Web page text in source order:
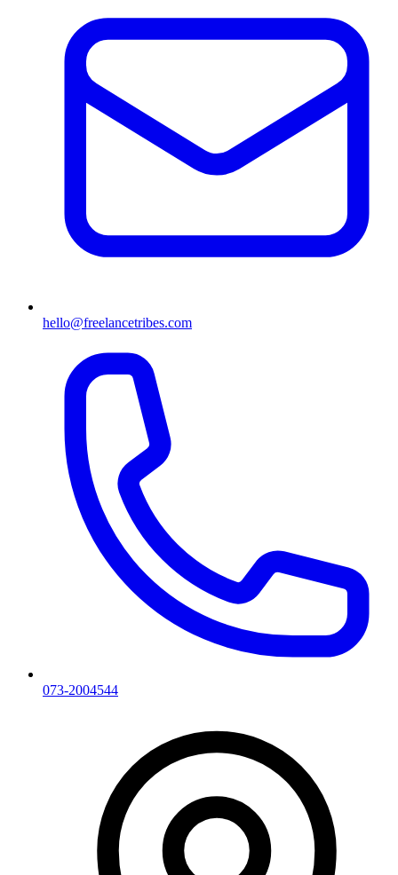
hello@freelancetribes.com
073-2004544